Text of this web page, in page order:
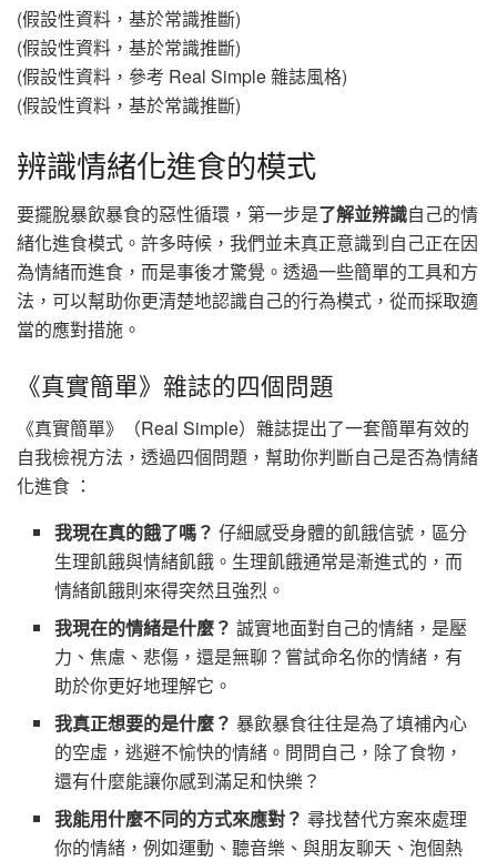
(假設性資料，基於常識推斷)
(假設性資料，基於常識推斷)
(假設性資料，參考 Real Simple 雜誌風格)
(假設性資料，基於常識推斷)
辨識情緒化進食的模式
要擺脫暴飲暴食的惡性循環，第一步是了解並辨識自己的情
緒化進食模式。許多時候，我們並未真正意識到自己正在因
為情緒而進食，而是事後才驚覺。透過一些簡單的工具和方
法，可以幫助你更清楚地認識自己的行為模式，從而採取適
當的應對措施。
《真實簡單》雜誌的四個問題
《真實簡單》（Real Simple）雜誌提出了一套簡單有效的
自我檢視方法，透過四個問題，幫助你判斷自己是否為情緒
化進食 ：
我現在真的餓了嗎？ 仔細感受身體的飢餓信號，區分
生理飢餓與情緒飢餓。生理飢餓通常是漸進式的，而
情緒飢餓則來得突然且強烈。
我現在的情緒是什麼？ 誠實地面對自己的情緒，是壓
力、焦慮、悲傷，還是無聊？嘗試命名你的情緒，有
助於你更好地理解它。
我真正想要的是什麼？ 暴飲暴食往往是為了填補內心
的空虛，逃避不愉快的情緒。問問自己，除了食物，
還有什麼能讓你感到滿足和快樂？
我能用什麼不同的方式來應對？ 尋找替代方案來處理
你的情緒，例如運動、聽音樂、與朋友聊天、泡個熱